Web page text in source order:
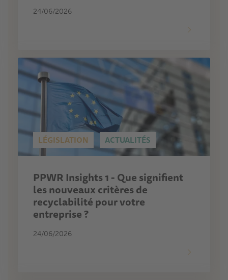
24/06/2026
LÉGISLATION ACTUALITÉS
PPWR Insights 1 - Que signifient
les nouveaux critères de
recyclabilité pour votre
entreprise ?
24/06/2026